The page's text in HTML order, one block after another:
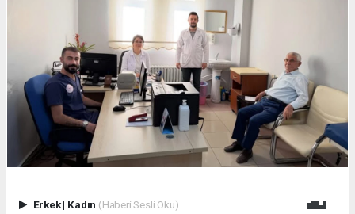
Erkek| Kadın (Haberi Sesli Oku)